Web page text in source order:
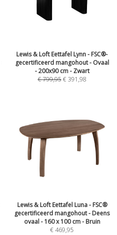
Lewis & Loft Eettafel Lynn - FSC®-
gecertificeerd mangohout - Ovaal
- 200x90 cm - Zwart
€799,95 €391,98
Lewis & Loft Eettafel Luna - FSC®
gecertificeerd mangohout - Deens
ovaal - 160 x 100 cm - Bruin
€469,95